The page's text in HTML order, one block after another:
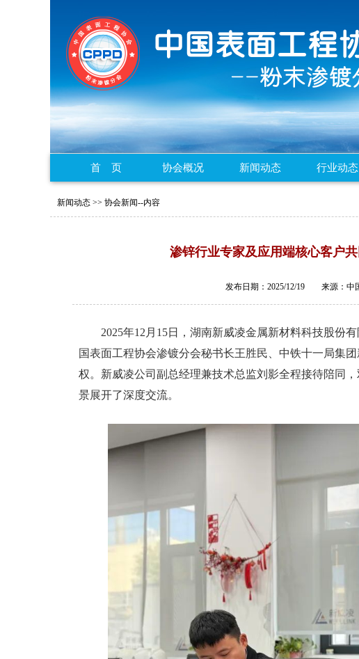
首 页 协会概况 新闻动态 行业动态
新闻动态 >> 协会新闻--内容
渗锌行业专家及应用端核心客户
发布日期：2025/12/19 来源：中
2025年12月15日，湖南新威凌金属新材料科技股份
国表面工程协会渗镀分会秘书长王胜民、中铁十一局集
权。新威凌公司副总经理兼技术总监刘影全程接待陪同
景展开了深度交流。